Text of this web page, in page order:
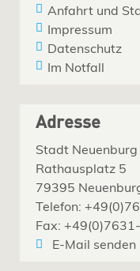
Anfahrt und
Impressum
Datenschutz
Im Notfall
Adresse
Stadt Neuenburg
Rathausplatz 5
79395
Telefon:
Fax:
E-Mail senden